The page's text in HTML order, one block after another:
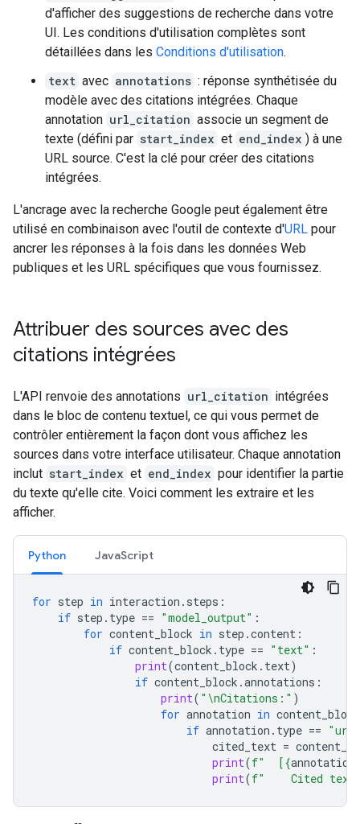
d'afficher des suggestions de recherche dans votre
UI. Les conditions d'utilisation complètes sont
détaillées dans les Conditions d'utilisation.
text avec annotations : réponse synthétisée du
modèle avec des citations intégrées. Chaque
annotation url_citation associe un segment de
texte (défini par start_index et end_index ) à une
URL source. C'est la clé pour créer des citations
intégrées.
L'ancrage avec la recherche Google peut également être
utilisé en combinaison avec l'outil de contexte d'URL pour
ancrer les réponses à la fois dans les données Web
publiques et les URL spécifiques que vous fournissez.
Attribuer des sources avec des
citations intégrées
L'API renvoie des annotations url_citation intégrées
dans le bloc de contenu textuel, ce qui vous permet de
contrôler entièrement la façon dont vous affichez les
sources dans votre interface utilisateur. Chaque annotation
inclut start_index et end_index pour identifier la partie
du texte qu'elle cite. Voici comment les extraire et les
afficher.
Python JavaScript
for step in interaction . steps :
if step . type == "model_output" :
for content_block in step .content :
if content_block . type == "text" :
print(content_block . text)
if content_block .annotations :
print( " \nCitations:" )
for annotation in content_block
if annotation . type ==
cited_text =
print(f"  [{annotation
print(f"    Cited